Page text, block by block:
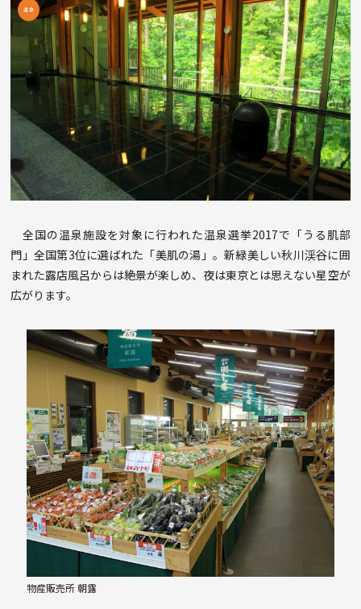
全国の温泉施設を対象に行われた温泉選挙2017で「うる肌部
門」全国第3位に選ばれた「美肌の湯」。新緑美しい秋川渓谷に囲
まれた露店風呂からは絶景が楽しめ、夜は東京とは思えない星空が
広がります。
物産販売所 朝露